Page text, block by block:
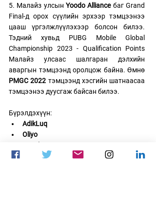
5. Малайз улсын Yoodo Alliance баг Grand
Final-д орох сүүлийн эрхээр тэмцээнээ
цааш үргэлжлүүлэхээр болсон билээ.
Тэдний хувьд PUBG Mobile Global
Championship 2023 - Qualification Points
Малайз улсаас шалгаран дэлхийн
PMGC 2022 тэмцээнд хэсгийн шатнаасаа
тэмцээнээ дуусгаж байсан билээ.
Бүрэлдэхүүн:
AdikLuq
Oliyo
FlaxOP